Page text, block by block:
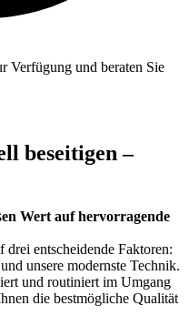
Verfügung und beraten Sie
beseitigen –
Wert auf hervorragende
drei entscheidende Faktoren:
unsere modernste Technik.
und routiniert im Umgang
die bestmögliche Qualität